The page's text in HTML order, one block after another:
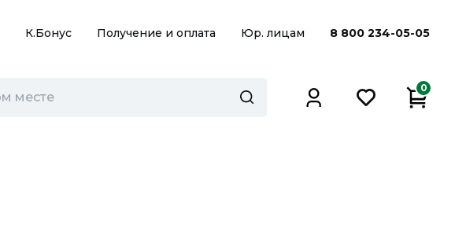
К.Бонус Получение и оплата Юр. лицам 8 800 234-05-05
0